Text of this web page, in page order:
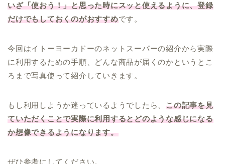
いざ「使おう！」と思った時にスッと使えるように、登録
だけでもしておくのがおすすめです。
今回はイトーヨーカドーのネットスーパーの紹介から実際
に利用するための手順、どんな商品が届くのかというとこ
ろまで写真使って紹介していきます。
もし利用しようか迷っているようでしたら、この記事を見
ていただくことで実際に利用するとどのような感じになる
か想像できるようになります。
ぜひ参考にしてください。